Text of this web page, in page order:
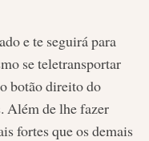
e te seguirá para
se teletransportar
botão direito do
Além de lhe fazer
fortes que os demais